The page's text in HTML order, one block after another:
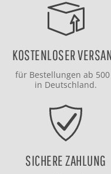
KOSTENLOSER
für Bestellungen ab 500
in Deutschland.
SICHERE ZAHLUNG